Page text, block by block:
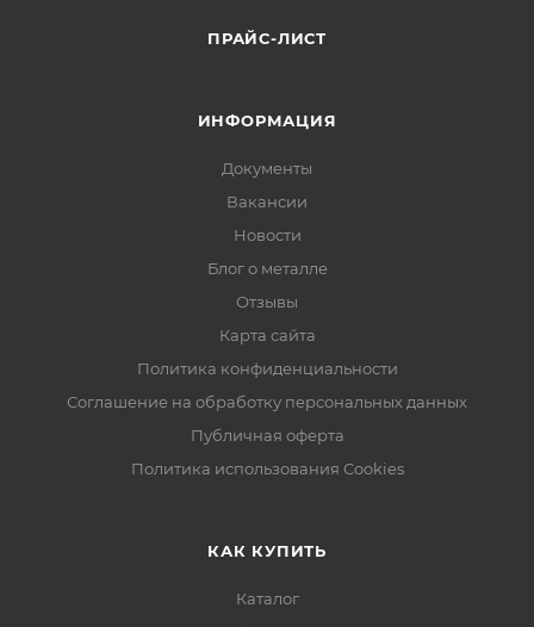
ПРАЙС-ЛИСТ
ИНФОРМАЦИЯ
Документы
Вакансии
Новости
Блог о металле
Отзывы
Карта сайта
Политика конфиденциальности
Соглашение на обработку персональных данных
Публичная оферта
Политика использования Cookies
КАК КУПИТЬ
Каталог